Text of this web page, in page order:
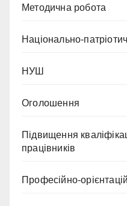
Методична робота
Національно-
НУШ
Оголошення
Підвищення
працівників
Професійно-